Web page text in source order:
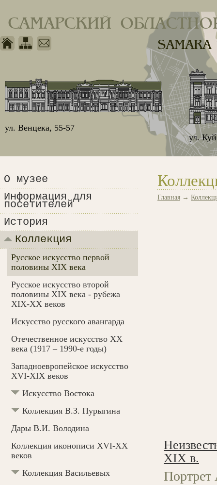
САМАРСКИЙ
ул.
ул. Венцека, 55-57
О музее
Информация для
посетителей
История
Коллекция
Русское искусство первой
половины XIX века
Русское искусство второй
половины XIX века - рубежа
XIX-ХХ веков
Искусство русского авангарда
Отечественное искусство XX
века (1917 – 1990-e годы)
Западноевропейское искусство
XVI-XIX веков
Искусство Востока
Коллекция В.З. Пурыгина
Дары В.И. Володина
Коллекция иконописи XVI-XX
веков
Коллекция Васильевых
Главная →
XIX в.